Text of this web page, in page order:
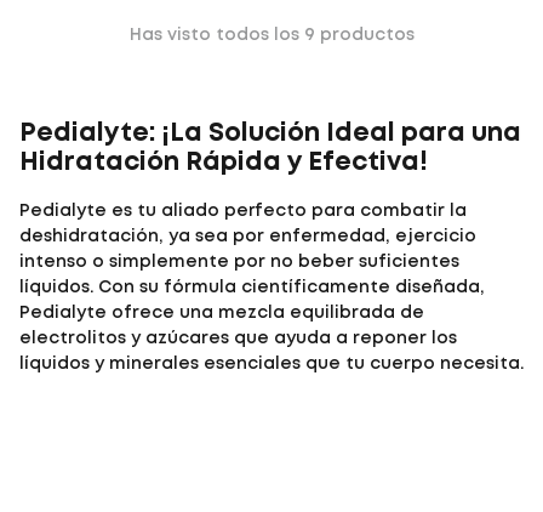
Has visto todos los 9 productos
Pedialyte: ¡La Solución Ideal para una
Hidratación Rápida y Efectiva!
Pedialyte es tu aliado perfecto para combatir la
deshidratación, ya sea por enfermedad, ejercicio
intenso o simplemente por no beber suficientes
líquidos. Con su fórmula científicamente diseñada,
Pedialyte ofrece una mezcla equilibrada de
electrolitos y azúcares que ayuda a reponer los
líquidos y minerales esenciales que tu cuerpo necesita.